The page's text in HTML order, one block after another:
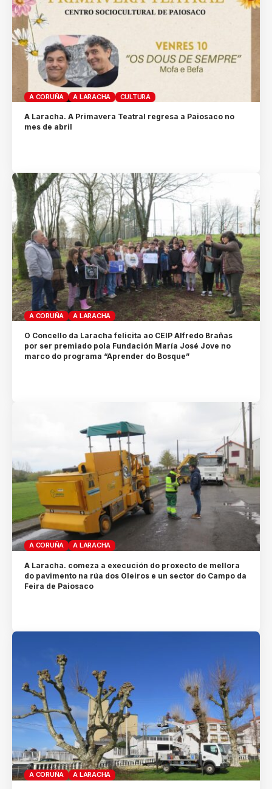
A CORUÑA A LARACHA CULTURA
A Laracha. A Primavera Teatral regresa a Paiosaco no
mes de abril
A CORUÑA A LARACHA
O Concello da Laracha felicita ao CEIP Alfredo Brañas
por ser premiado pola Fundación María José Jove no
marco do programa “Aprender do Bosque”
A CORUÑA A LARACHA
A Laracha. comeza a execución do proxecto de mellora
do pavimento na rúa dos Oleiros e un sector do Campo da
Feira de Paiosaco
A CORUÑA A LARACHA